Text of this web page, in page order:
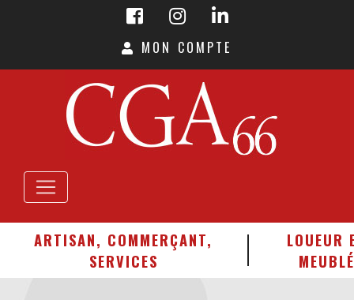
MON COMPTE
ARTISAN, COMMERÇANT,
SERVICES
LOUEUR
MEUBLÉ